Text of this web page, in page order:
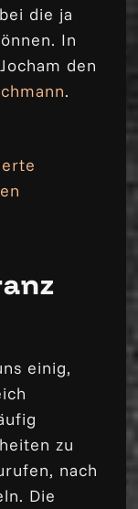
die ja
In
den
.
einig,
zu
nach
Die